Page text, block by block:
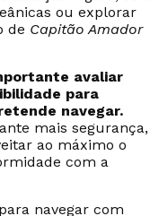
desejada. Se você
paralazer em
costeira,
ou estados,
Amador, que
Agora, se o
ou explorar
de